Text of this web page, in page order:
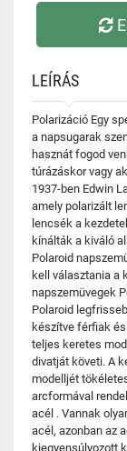
LEÍRÁS
Polarizáció Egy
a napsugarak
hasznát fogod
túrázáskor vagy
1937-ben Edwin
amely polarizált
lencsék a
kínálták a kiváló
Polaroid
kell választania a
napszemüvegek
Polaroid
készítve férfiak
teljes keretes
divatját követi. A
modelljét
arcformával
acél . Vannak
acél, azonban az
kiegyensúlyozott